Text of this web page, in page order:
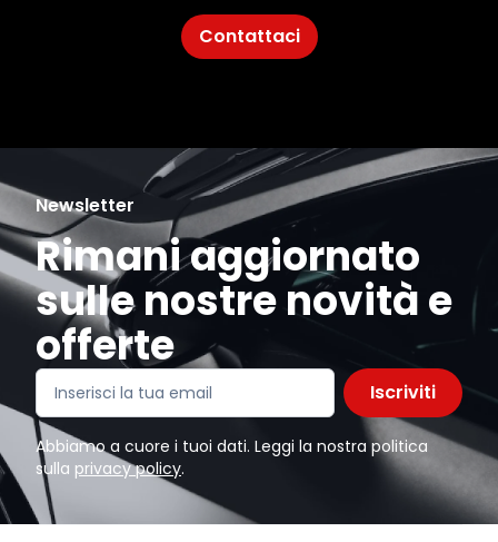
Contattaci
Newsletter
Rimani aggiornato
sulle nostre novità e
offerte
Iscriviti
Abbiamo a cuore i tuoi dati. Leggi la nostra politica
sulla privacy policy.